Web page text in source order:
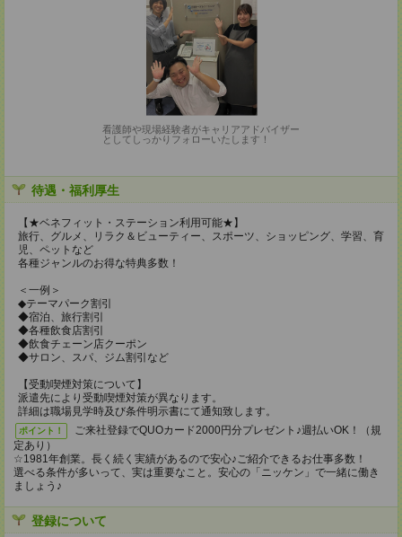
看護師や現場経験者がキャリアアドバイザー
としてしっかりフォローいたします！
待遇・福利厚生
【★ベネフィット・ステーション利用可能★】
旅行、グルメ、リラク＆ビューティー、スポーツ、ショッピング、学習、育
児、ペットなど
各種ジャンルのお得な特典多数！
＜一例＞
◆テーマパーク割引
◆宿泊、旅行割引
◆各種飲食店割引
◆飲食チェーン店クーポン
◆サロン、スパ、ジム割引など
【受動喫煙対策について】
派遣先により受動喫煙対策が異なります。
詳細は職場見学時及び条件明示書にて通知致します。
ポイント！
ご来社登録でQUOカード2000円分プレゼント♪週払いOK！（規
定あり）
☆1981年創業。長く続く実績があるので安心♪ご紹介できるお仕事多数！
選べる条件が多いって、実は重要なこと。安心の「ニッケン」で一緒に働き
ましょう♪
登録について